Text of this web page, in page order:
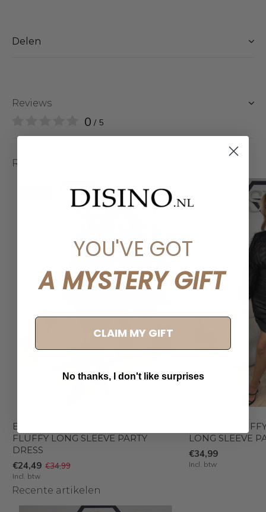
Delen
Reviews
0 / 5
Related articles
BORDEAUX - 'FLUFFY FARAH' -
FLUFFY LONG SLEEVE PARTY
DRESS
€24,49 €34,99
Incl. btw
BLACK -
LONG SLEEVE
€34,99
Incl. btw
Recente artikelen
YOU'VE GOT
A MYSTERY GIFT
CLAIM MY GIFT
No thanks, I don't like surprises